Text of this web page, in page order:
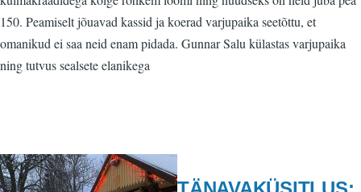
150. Peamiselt jõuavad kassid ja koerad varjupaika seetõttu, et
omanikud ei saa neid enam pidada. Gunnar Salu külastas varjupaika
ning tutvus sealsete elanikega